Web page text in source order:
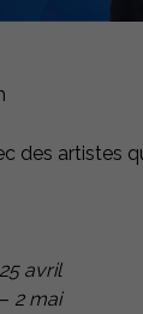
des artistes
25 avril
– 2 mai